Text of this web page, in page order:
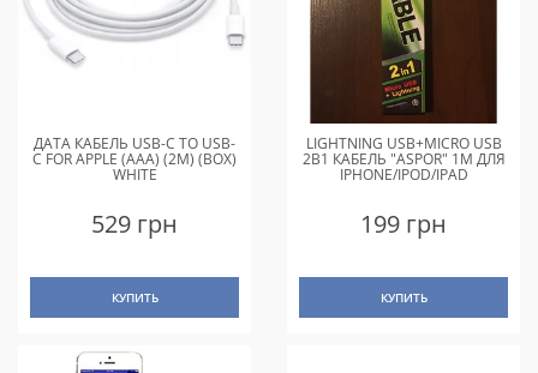
ДАТА КАБЕЛЬ USB-C TO USB-
C FOR APPLE (AAA) (2M) (BOX)
WHITE
529 грн
КУПИТЬ
LIGHTNING USB+MICRO USB
2В1 КАБЕЛЬ "ASPOR" 1M ДЛЯ
IPHONE/IPOD/IPAD
199 грн
КУПИТЬ